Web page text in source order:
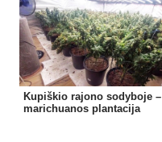
Kupiškio rajono sodyboje –
marichuanos plantacija